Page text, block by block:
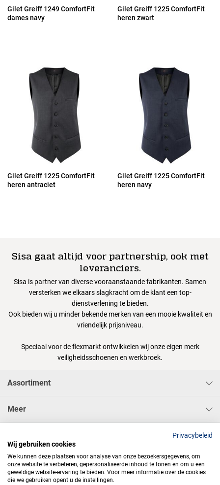
Gilet Greiff 1249 ComfortFit
dames navy
Gilet Greiff 1225 ComfortFit
heren zwart
Gilet Greiff 1225 ComfortFit
heren antraciet
Gilet Greiff 1225 ComfortFit
heren navy
Sisa gaat altijd voor partnership, ook met
leveranciers.
Sisa is partner van diverse vooraanstaande fabrikanten. Samen
versterken we elkaars slagkracht om de klant een top-
dienstverlening te bieden.
Ook bieden wij u minder bekende merken van een mooie kwaliteit en
vriendelijk prijsniveau.
Speciaal voor de flexmarkt ontwikkelen wij onze eigen merk
veiligheidsschoenen en werkbroek.
Assortiment
Meer
Privacybeleid
Wij gebruiken cookies
We kunnen deze plaatsen voor analyse van onze bezoekersgegevens, om
onze website te verbeteren, gepersonaliseerde inhoud te tonen en om u een
geweldige website-ervaring te bieden. Voor meer informatie over de cookies
die we gebruiken opent u de instellingen.